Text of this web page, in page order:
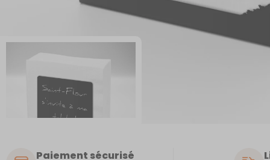
Paiement sécurisé